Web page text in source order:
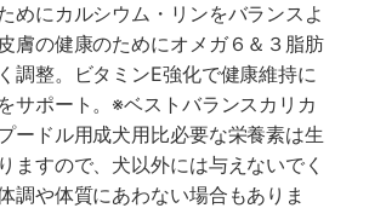
めにカルシウム・リンをバランスよ
膚の健康のためにオメガ６＆３脂肪
調整。ビタミンE強化で健康維持に
サポート。※ベストバランスカリカ
ードル用成犬用比必要な栄養素は生
ますので、犬以外には与えないでく
調や体質にあわない場合もありま